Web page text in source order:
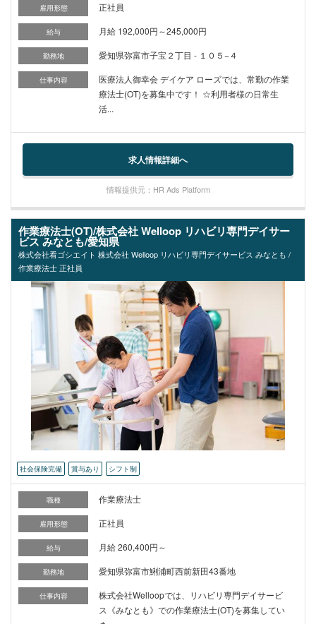
雇用形態 正社員
給与 月給 192,000円～245,000円
勤務地 愛知県弥富市子宝２丁目 - １０５−４
仕事内容
医療法人御幸会 デイケア ローズでは、常勤の作業
療法士(OT)を募集中です！ ☆利用者様の日常生
活...
求人情報詳細へ
情報提供元：HR Ads Platform
作業療法士(OT)/株式会社 Welloop リハビリ専門デイサー
ビス みなとも/愛知県
株式会社看ゴシエイト 株式会社 Welloop リハビリ専門デイサービス みなとも /
作業療法士 正社員
社会保険完備 賞与あり シフト制
職種 作業療法士
雇用形態 正社員
給与 月給 260,400円～
勤務地 愛知県弥富市鯏浦町西前新田43番地
仕事内容
株式会社Welloopでは、リハビリ専門デイサービ
ス《みなとも》での作業療法士(OT)を募集してい